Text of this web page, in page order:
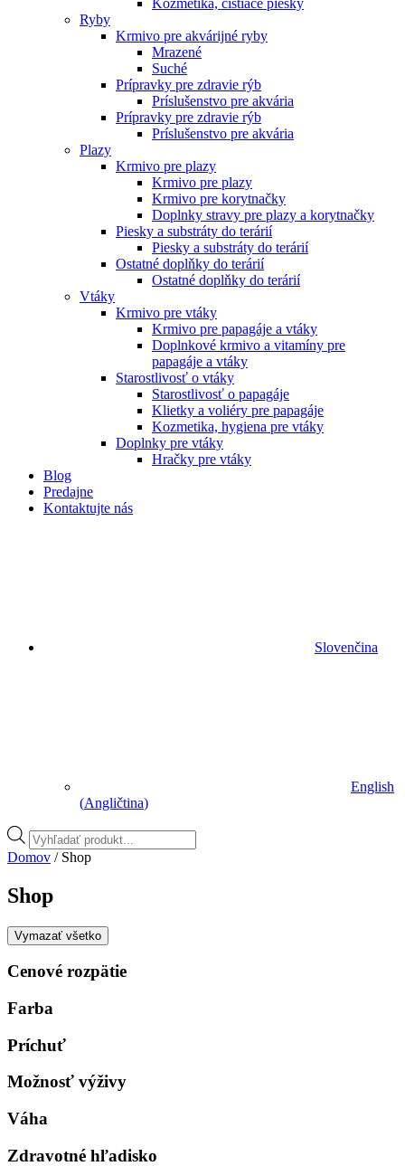
Ryby
Krmivo pre akvárijné ryby
Mrazené
Suché
Prípravky pre zdravie rýb
Príslušenstvo pre akvária
Prípravky pre zdravie rýb
Príslušenstvo pre akvária
Plazy
Krmivo pre plazy
Krmivo pre plazy
Krmivo pre korytnačky
Doplnky stravy pre plazy a korytnačky
Piesky a substráty do terárií
Piesky a substráty do terárií
Ostatné doplňky do terárií
Ostatné doplňky do terárií
Vtáky
Krmivo pre vtáky
Krmivo pre papagáje a vtáky
Doplnkové krmivo a vitamíny pre
papagáje a vtáky
Starostlivosť o vtáky
Starostlivosť o papagáje
Klietky a voliéry pre papagáje
Kozmetika, hygiena pre vtáky
Doplnky pre vtáky
Hračky pre vtáky
Blog
Predajne
Kontaktujte nás
Slovenčina
English
(Angličtina)
Vyhľadávanie
produktov
Domov / Shop
Shop
Vymazať všetko
Cenové rozpätie
Farba
Príchuť
Možnosť výživy
Váha
Zdravotné hľadisko